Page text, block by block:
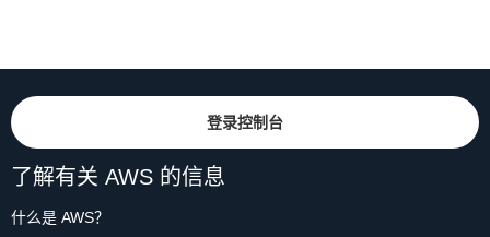
登录控制台
了解有关 AWS 的信息
什么是 AWS？